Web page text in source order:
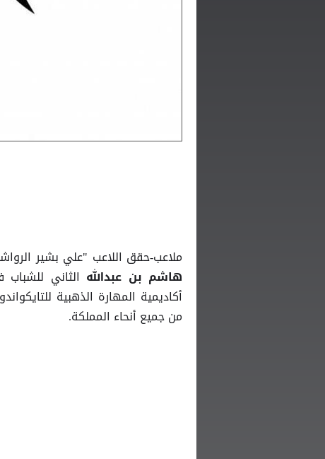
ملاعب-حقق اللاعب "علي بشير
هاشم بن عبدالله الثاني
أكاديمية المهارة الذهبية
من جميع أنحاء المملكة.